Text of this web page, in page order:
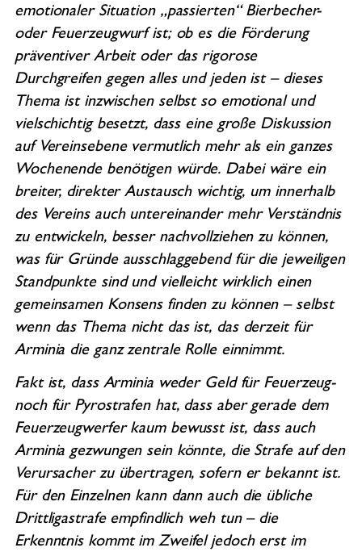
emotionaler Situation „passierten“ Bierbecher-
oder Feuerzeugwurf ist; ob es die Förderung
präventiver Arbeit oder das rigorose
Durchgreifen gegen alles und jeden ist – dieses
Thema ist inzwischen selbst so emotional und
vielschichtig besetzt, dass eine große Diskussion
auf Vereinsebene vermutlich mehr als ein ganzes
Wochenende benötigen würde. Dabei wäre ein
breiter, direkter Austausch wichtig, um innerhalb
des Vereins auch untereinander mehr Verständnis
zu entwickeln, besser nachvollziehen zu können,
was für Gründe ausschlaggebend für die jeweiligen
Standpunkte sind und vielleicht wirklich einen
gemeinsamen Konsens finden zu können – selbst
wenn das Thema nicht das ist, das derzeit für
Arminia die ganz zentrale Rolle einnimmt.
Fakt ist, dass Arminia weder Geld für Feuerzeug-
noch für Pyrostrafen hat, dass aber gerade dem
Feuerzeugwerfer kaum bewusst ist, dass auch
Arminia gezwungen sein könnte, die Strafe auf den
Verursacher zu übertragen, sofern er bekannt ist.
Für den Einzelnen kann dann auch die übliche
Drittligastrafe empfindlich weh tun – die
Erkenntnis kommt im Zweifel jedoch erst im